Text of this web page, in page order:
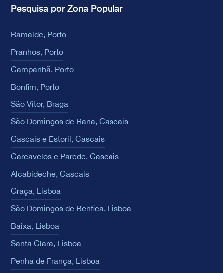
Pesquisa por Zona Popular
Ramalde, Porto
Pranhos, Porto
Campanhã, Porto
Bonfim, Porto
São Vítor, Braga
São Domingos de Rana, Cascais
Cascais e Estoril, Cascais
Carcavelos e Parede, Cascais
Alcabideche, Cascais
Graça, Lisboa
São Domingos de Benfica, Lisboa
Baixa, Lisboa
Santa Clara, Lisboa
Penha de França, Lisboa